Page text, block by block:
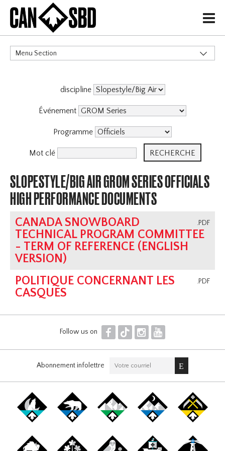
H
Menu Section
discipline
Événement
Programme
Mot clé
SLOPESTYLE/BIG AIR GROM SERIES OFFICIALS
HIGH PERFORMANCE DOCUMENTS
.PDF
CANADA SNOWBOARD
TECHNICAL PROGRAM COMMITTEE
- TERM OF REFERENCE (ENGLISH
VERSION)
.PDF
POLITIQUE CONCERNANT LES
CASQUES
Follow us on F T I Y
Abonnement infolettre